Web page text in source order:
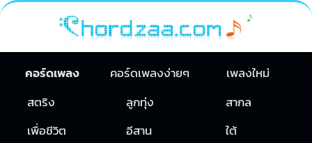
คอร์ดเพลง คอร์ดเพลงง่ายๆ
เพลงใหม่
สตริง
ลูกทุ่ง
สากล
เพื่อชีวิต
อีสาน
ใต้